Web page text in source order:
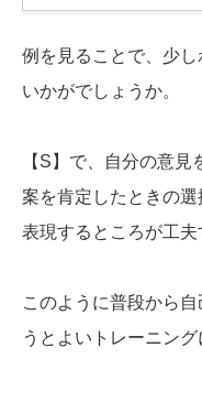
例を見ることで、少
いかがでしょうか。
【S】で、自分の意
案を肯定したときの
表現するところが工夫
このように普段から
うとよいトレーニング